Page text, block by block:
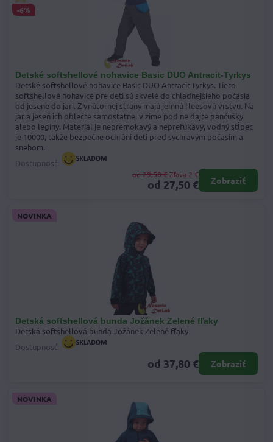
Detské softshellové nohavice Basic DUO Antracit-Tyrkys
-6%
Detské softshellové nohavice Basic DUO Antracit-Tyrkys. Tieto
softshellové nohavice pre deti sú skvelé do chladnejšieho počasia
od jesene do jari. Z vnútornej strany majú jemnú fleesovú vrstvu. Na
jar a jeseň ich oblečte samostatne, v zime pod ne dajte pančušky
alebo legíny. Materiál je nepremokavý a neprefúkavý, vodný stĺpec
je 10000, takže bezpečne ochráni deti pred sychravým počasím a
snehom.
Dostupnosť:
od 27,50 €
od 29,50 € Zľava 2 €
Zobraziť
Detská softshellová bunda Jožánek Zelené fľaky
NOVINKA
Detská softshellová bunda Jožánek Zelené fľaky
Dostupnosť:
od 37,80 € Zobraziť
NOVINKA